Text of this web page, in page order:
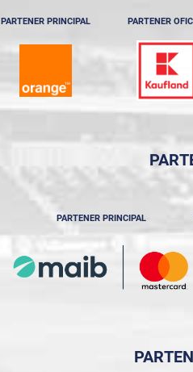
PARTENER PRINCIPAL PARTENER
PARTENER PRINCIPAL